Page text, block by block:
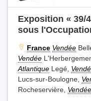
Exposition « 39/
sous
France Vendée
Vendée
Atlantique Legé,
Lucs-sur-Boulogne,
Rocheservière, Vendée